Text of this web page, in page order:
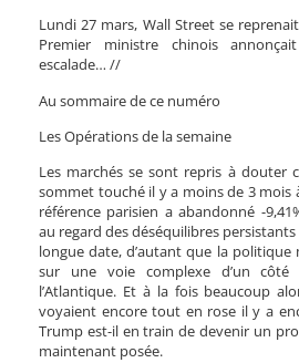
Lundi 27 mars, Wall Street se
Premier ministre chinois
escalade… //
Au sommaire de ce numéro
Les Opérations de la semaine
Les marchés se sont repris à douter
sommet touché il y a moins de 3 mois
référence parisien a abandonné -
au regard des déséquilibres
longue date, d’autant que la politique
sur une voie complexe d’un côté
l’Atlantique. Et à la fois beaucoup
voyaient encore tout en rose il y a
Trump est-il en train de devenir un
maintenant posée.